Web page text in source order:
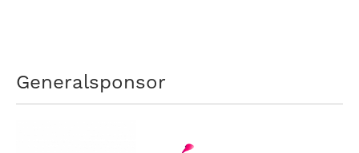
Generalsponsor